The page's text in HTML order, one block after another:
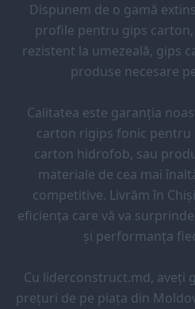
Dispunem de o gamă
profile pentru gips
rezistent la umezeală, gips
produse necesare
Calitatea este garanția
carton rigips fonic pentru
carton hidrofob, sau
materiale de cea mai
competitive. Livrăm în
eficiența care vă va
și performanța
Cu liderconstruct.md, aveți
prețuri de pe piața din